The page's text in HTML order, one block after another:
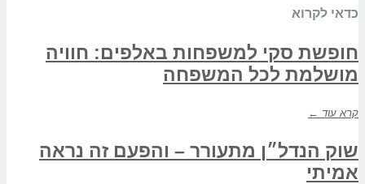
כדאי לקרוא
חופשת סקי למשפחות באלפים: חוויה
מושלמת לכל המשפחה
קרא עוד ←
שוק הנדל״ן מתעורר – והפעם זה נראה
אמיתי